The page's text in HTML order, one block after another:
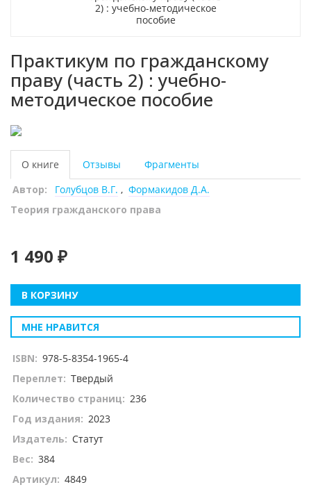
Практикум по гражданскому
праву (часть 2) : учебно-
методическое пособие
О книге Отзывы
Фрагменты
Автор:
Голубцов В.Г. , Формакидов Д.А.
Теория гражданского права
1 490 ₽
В КОРЗИНУ
МНЕ НРАВИТСЯ
ISBN: 978-5-8354-1965-4
Переплет: Твердый
Количество страниц: 236
Год издания: 2023
Издатель: Статут
Вес: 384
Артикул: 4849